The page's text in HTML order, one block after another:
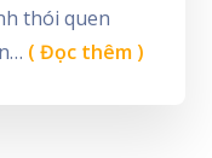
thói quen
( Đọc thêm )